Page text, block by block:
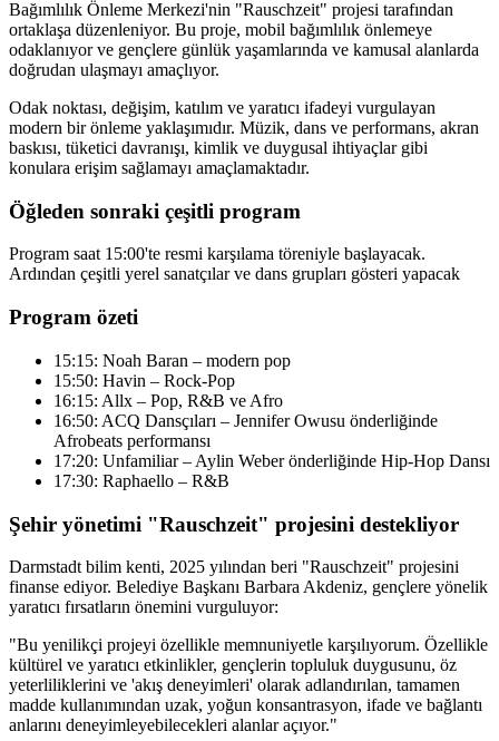
Bağımlılık Önleme Merkezi'nin "Rauschzeit" projesi tarafından
ortaklaşa düzenleniyor. Bu proje, mobil bağımlılık önlemeye
odaklanıyor ve gençlere günlük yaşamlarında ve kamusal alanlarda
doğrudan ulaşmayı amaçlıyor.
Odak noktası, değişim, katılım ve yaratıcı ifadeyi vurgulayan
modern bir önleme yaklaşımıdır. Müzik, dans ve performans, akran
baskısı, tüketici davranışı, kimlik ve duygusal ihtiyaçlar gibi
konulara erişim sağlamayı amaçlamaktadır.
Öğleden sonraki çeşitli program
Program saat 15:00'te resmi karşılama töreniyle başlayacak.
Ardından çeşitli yerel sanatçılar ve dans grupları gösteri yapacak
Program özeti
15:15: Noah Baran – modern pop
15:50: Havin – Rock-Pop
16:15: Allx – Pop, R&B ve Afro
16:50: ACQ Dansçıları – Jennifer Owusu önderliğinde
Afrobeats performansı
17:20: Unfamiliar – Aylin Weber önderliğinde Hip-Hop Dansı
17:30: Raphaello – R&B
Şehir yönetimi "Rauschzeit" projesini destekliyor
Darmstadt bilim kenti, 2025 yılından beri "Rauschzeit" projesini
finanse ediyor. Belediye Başkanı Barbara Akdeniz, gençlere yönelik
yaratıcı fırsatların önemini vurguluyor:
"Bu yenilikçi projeyi özellikle memnuniyetle karşılıyorum. Özellikle
kültürel ve yaratıcı etkinlikler, gençlerin topluluk duygusunu, öz
yeterliliklerini ve 'akış deneyimleri' olarak adlandırılan, tamamen
madde kullanımından uzak, yoğun konsantrasyon, ifade ve bağlantı
anlarını deneyimleyebilecekleri alanlar açıyor."